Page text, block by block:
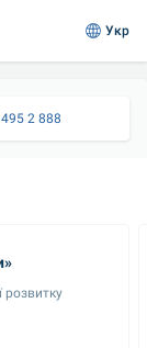
Укр
2 888
розвитку